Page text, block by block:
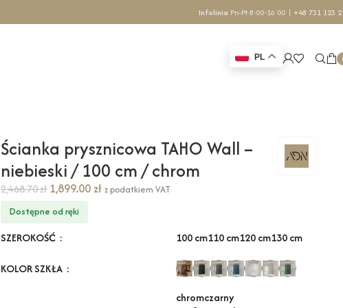
Infolinia Pn-Pt 8:00-16:00 | +48 731 123
PL
Ścianka prysznicowa TAHO Wall –
niebieski / 100 cm / chrom
2,468.70zł 1,899.00 zł z podatkiem VAT
Dostępne od ręki
SZEROKOŚĆ 100 cm110 cm120 cm130 cm
KOLOR SZKŁA
chromczarny